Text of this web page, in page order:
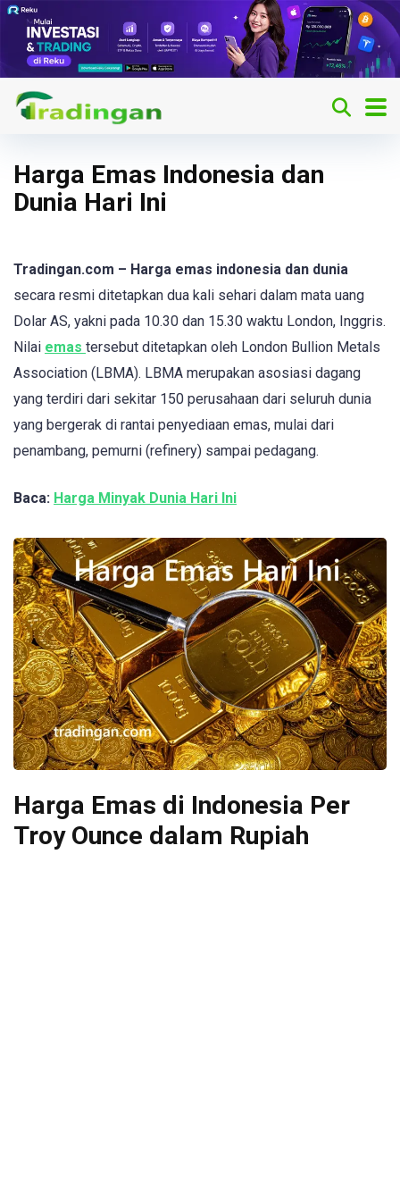
Harga Emas Indonesia dan
Dunia Hari Ini
Tradingan.com – Harga emas indonesia dan dunia
secara resmi ditetapkan dua kali sehari dalam mata uang
Dolar AS, yakni pada 10.30 dan 15.30 waktu London, Inggris.
Nilai emas tersebut ditetapkan oleh London Bullion Metals
Association (LBMA). LBMA merupakan asosiasi dagang
yang terdiri dari sekitar 150 perusahaan dari seluruh dunia
yang bergerak di rantai penyediaan emas, mulai dari
penambang, pemurni (refinery) sampai pedagang.
Baca: Harga Minyak Dunia Hari Ini
Harga Emas di Indonesia Per
Troy Ounce dalam Rupiah